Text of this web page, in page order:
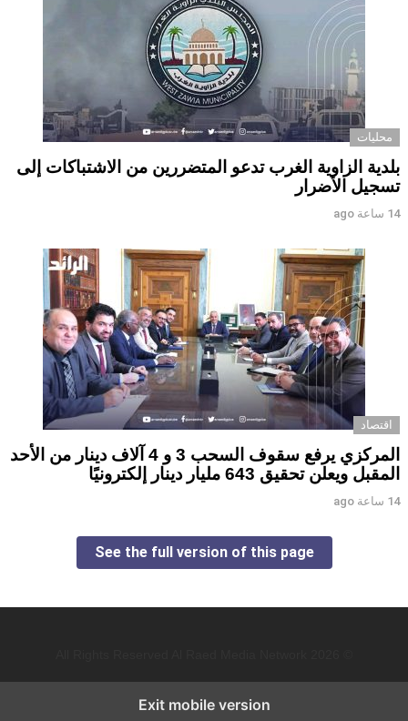
محليات
بلدية الزاوية الغرب تدعو المتضررين من الاشتباكات إلى
تسجيل الأضرار
14 ساعة ago
اقتصاد
المركزي يرفع سقوف السحب 3 و 4 آلاف دينار من الأحد
المقبل ويعلن تحقيق 643 مليار دينار إلكترونيًا
14 ساعة ago
See the full version of this page
Exit mobile version